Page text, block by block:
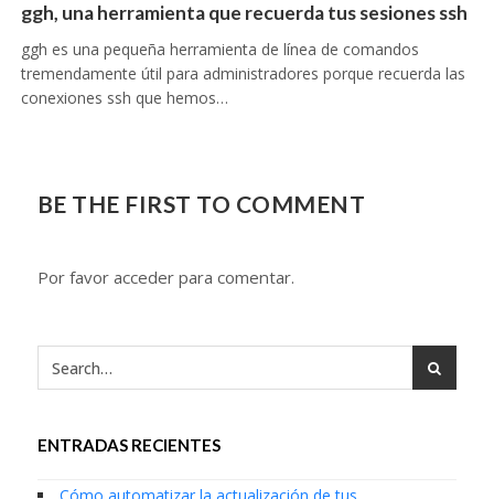
ggh, una herramienta que recuerda tus sesiones ssh
ggh es una pequeña herramienta de línea de comandos
tremendamente útil para administradores porque recuerda las
conexiones ssh que hemos…
BE THE FIRST TO COMMENT
Por favor acceder para comentar.
ENTRADAS RECIENTES